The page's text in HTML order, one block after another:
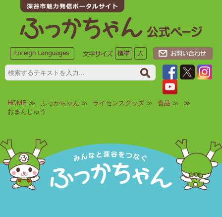
HOME ≫ ふっかちゃん ≫ ライセンスグッズ ≫ ≫
食品 ≫
おまんじゅう